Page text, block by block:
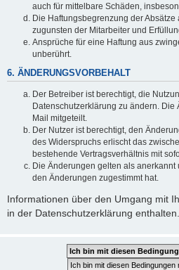
auch für mittelbare Schäden,
Die Haftungsbegrenzung der
zugunsten der Mitarbeiter und
Ansprüche für eine Haftung aus
unberührt.
6. ÄNDERUNGSVORBEHALT
Der Betreiber ist berechtigt, die
Datenschutzerklärung zu ändern.
Mail mitgeteilt.
Der Nutzer ist berechtigt, den
des Widerspruchs erlischt das
bestehende Vertragsverhältnis mit
Die Änderungen gelten als
den Änderungen zugestimmt hat.
Informationen über den Umgang mit
in der Datenschutzerklärung enthalten.